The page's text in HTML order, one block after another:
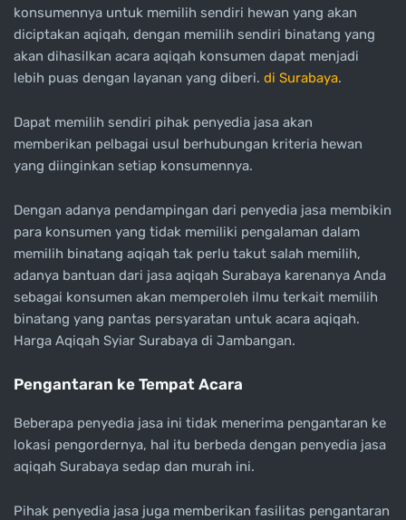
konsumennya untuk memilih sendiri hewan yang akan
diciptakan aqiqah, dengan memilih sendiri binatang yang
akan dihasilkan acara aqiqah konsumen dapat menjadi
lebih puas dengan layanan yang diberi. di Surabaya.
Dapat memilih sendiri pihak penyedia jasa akan
memberikan pelbagai usul berhubungan kriteria hewan
yang diinginkan setiap konsumennya.
Dengan adanya pendampingan dari penyedia jasa membikin
para konsumen yang tidak memiliki pengalaman dalam
memilih binatang aqiqah tak perlu takut salah memilih,
adanya bantuan dari jasa aqiqah Surabaya karenanya Anda
sebagai konsumen akan memperoleh ilmu terkait memilih
binatang yang pantas persyaratan untuk acara aqiqah.
Harga Aqiqah Syiar Surabaya di Jambangan.
Pengantaran ke Tempat Acara
Beberapa penyedia jasa ini tidak menerima pengantaran ke
lokasi pengordernya, hal itu berbeda dengan penyedia jasa
aqiqah Surabaya sedap dan murah ini.
Pihak penyedia jasa juga memberikan fasilitas pengantaran